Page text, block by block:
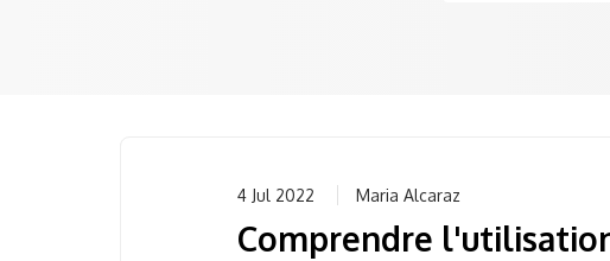
4 Jul 2022 Maria Alcaraz
Comprendre